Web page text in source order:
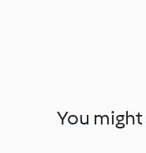
You might